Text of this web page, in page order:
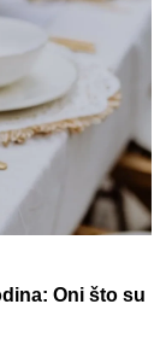
Oni što su